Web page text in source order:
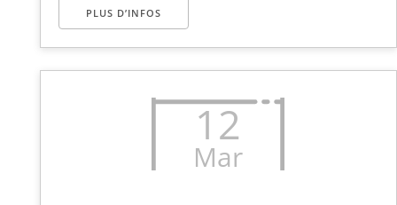
PLUS D’INFOS
12
Mar